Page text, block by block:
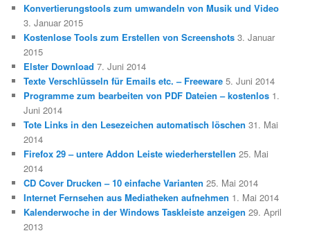
Konvertierungstools zum umwandeln von Musik und Video
3. Januar 2015
Kostenlose Tools zum Erstellen von Screenshots 3. Januar
2015
Elster Download 7. Juni 2014
Texte Verschlüsseln für Emails etc. – Freeware 5. Juni 2014
Programme zum bearbeiten von PDF Dateien – kostenlos 1.
Juni 2014
Tote Links in den Lesezeichen automatisch löschen 31. Mai
2014
Firefox 29 – untere Addon Leiste wiederherstellen 25. Mai
2014
CD Cover Drucken – 10 einfache Varianten 25. Mai 2014
Internet Fernsehen aus Mediatheken aufnehmen 1. Mai 2014
Kalenderwoche in der Windows Taskleiste anzeigen 29. April
2013